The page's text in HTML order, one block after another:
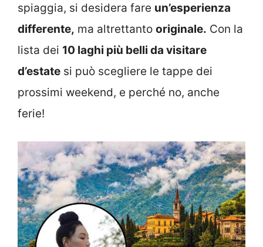
spiaggia, si desidera fare un’esperienza
differente, ma altrettanto originale. Con la
lista dei 10 laghi più belli da visitare
d’estate si può scegliere le tappe dei
prossimi weekend, e perché no, anche
ferie!